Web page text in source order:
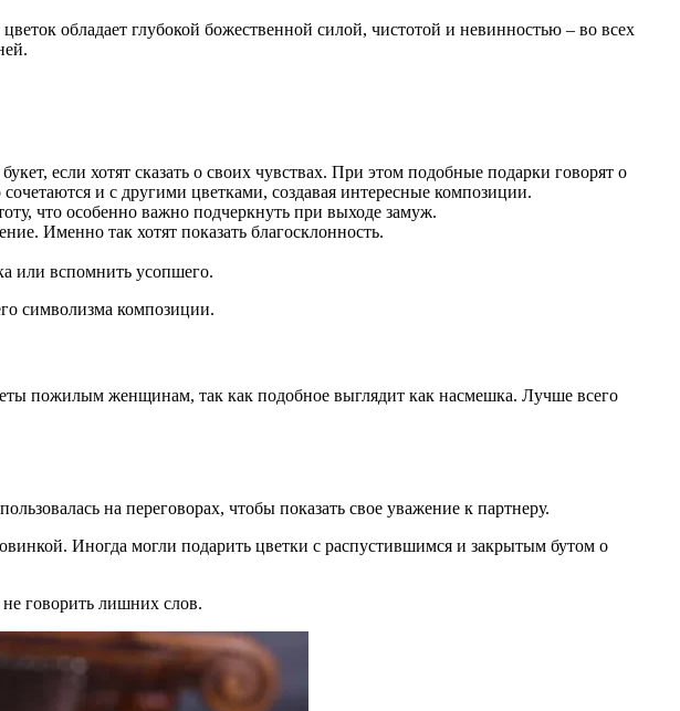
обладает глубокой божественной силой, чистотой и невинностью – во всех
если хотят сказать о своих чувствах. При этом подобные подарки говорят о
и с другими цветками, создавая интересные композиции.
что особенно важно подчеркнуть при выходе замуж.
Именно так хотят показать благосклонность.
или вспомнить усопшего.
символизма композиции.
пожилым женщинам, так как подобное выглядит как насмешка. Лучше всего
на переговорах, чтобы показать свое уважение к партнеру.
Иногда могли подарить цветки с распустившимся и закрытым бутом о
говорить лишних слов.